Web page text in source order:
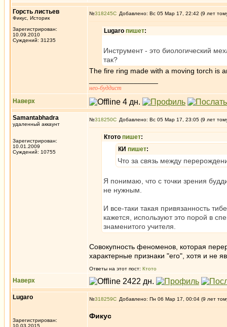
Горсть листьев
Фикус, Историк
Зарегистрирован:
10.09.2010
Суждений: 31235
№318245 Добавлено: Вс 05 Мар 17, 22:42 (9 лет
Lugaro пишет:
Инструмент - это биологический
так?
The fire ring made with a moving torch is
нео-буддист
Наверх
Samantabhadra
удаленный аккаунт
Зарегистрирован:
10.01.2009
Суждений: 10755
№318250 Добавлено: Вс 05 Мар 17, 23:05 (9 лет
Ктото пишет:
КИ пишет:
Что за связь между
Я понимаю, что с точки зрения
не нужным.
И все-таки такая привязанность
кажется, используют это порой в
знаменитого учителя.
Совокупность феноменов, которая
характерные признаки "его", хотя и не
Ответы на этот пост: Ктото
Наверх
Lugaro
Зарегистрирован:
10.03.2015
№318259 Добавлено: Пн 06 Мар 17, 00:04 (9 лет
Фикус